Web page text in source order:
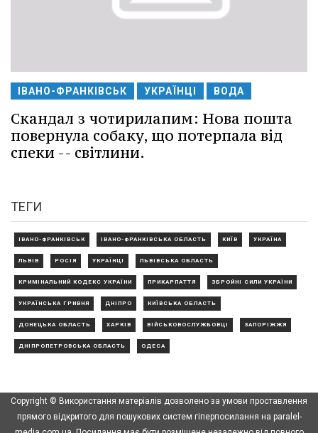
ІВАНО-ФРАНКІВСЬК УКРАЇНЦІ ВОДА
Скандал з чотирилапим: Нова пошта
повернула собаку, що потерпала від
спеки -- світлини.
ТЕГИ
ІВАНО-ФРАНКІВСЬК ІВАНО-ФРАНКІВСЬКА ОБЛАСТЬ КИЇВ УКРАЇНА
ЛЬВІВ РОСІЯ УКРАЇНЦІ ЛЬВІВСЬКА ОБЛАСТЬ
КРИМІНАЛЬНИЙ КОДЕКС УКРАЇНИ ПРИКАРПАТТЯ ЗБРОЙНІ СИЛИ УКРАЇНИ
УКРАЇНСЬКА ГРИВНЯ ДНІПРО КИЇВСЬКА ОБЛАСТЬ
ДОНЕЦЬКА ОБЛАСТЬ ХАРКІВ ВІЙСЬКОВОСЛУЖБОВЦІ ЗАПОРІЖЖЯ
ДНІПРОПЕТРОВСЬКА ОБЛАСТЬ ОДЕСА
Copyright © Використання матеріалів дозволено за умови проставлення
прямого відкритого для пошукових систем гіперпосилання на paralel-